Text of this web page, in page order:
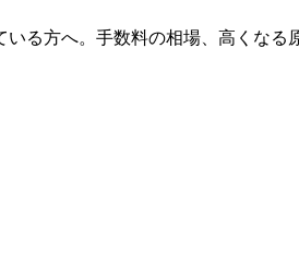
る方へ。手数料の相場、高くな